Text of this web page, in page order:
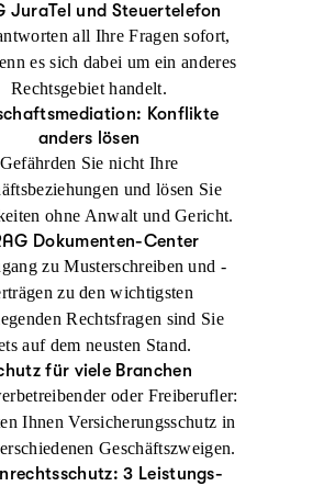
JuraTel und Steuertelefon
all Ihre Fragen sofort,
es sich dabei um ein anderes
Rechtsgebiet handelt.
Konflikte
anders lösen
Gefährden Sie nicht Ihre
und lösen Sie
ohne Anwalt und Gericht.
Dokumenten-Center
zu Musterschreiben und -
zu den wichtigsten
Rechtsfragen sind Sie
auf dem neusten Stand.
für viele Branchen
oder Freiberufler:
Ihnen Versicherungsschutz in
Geschäftszweigen.
3 Leistungs-